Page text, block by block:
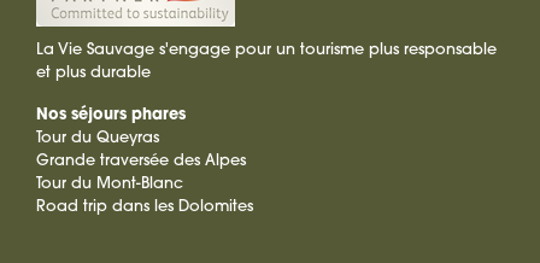
La Vie Sauvage s'engage pour un tourisme plus responsable
et plus durable
Nos séjours phares
Tour du Queyras
Grande traversée des Alpes
Tour du Mont-Blanc
Road trip dans les Dolomites